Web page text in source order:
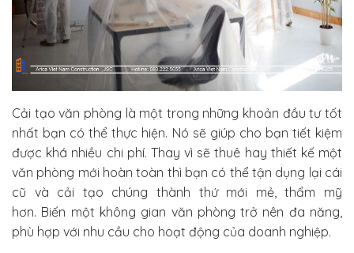
Cải tạo văn phòng là một trong những khoản đầu tư tốt
nhất bạn có thể thực hiện. Nó sẽ giúp cho bạn tiết kiệm
được khá nhiều chi phí. Thay vì sẽ thuê hay thiết kế một
văn phòng mới hoàn toàn thì bạn có thể tận dụng lại cái
cũ và cải tạo chúng thành thứ mới mẻ, thẩm mỹ
hơn. Biến một không gian văn phòng trở nên đa năng,
phù hợp với nhu cầu cho hoạt động của doanh nghiệp.